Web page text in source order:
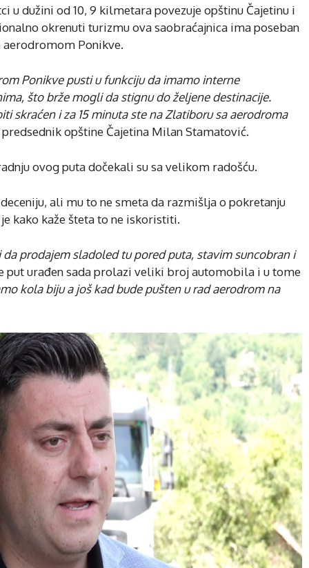
u dužini od 10, 9 kilmetara povezuje opštinu Čajetinu i
okrenuti turizmu ova saobraćajnica ima poseban
aerodromom Ponikve.
Ponikve pusti u funkciju da imamo interne
što brže mogli da stignu do željene destinacije.
skraćen i za 15 minuta ste na Zlatiboru sa aerodroma
predsednik opštine Čajetina Milan Stamatović.
ovog puta dočekali su sa velikom radošću.
ali mu to ne smeta da razmišlja o pokretanju
kako kaže šteta to ne iskoristiti.
prodajem sladoled tu pored puta, stavim suncobran i
put urađen sada prolazi veliki broj automobila i u tome
kola biju a još kad bude pušten u rad aerodrom na